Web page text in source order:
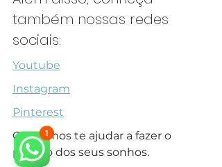
também nossas redes
sociais:
Youtube
Instagram
Pinterest
Queremos te ajudar a fazer o
projeto dos seus sonhos.